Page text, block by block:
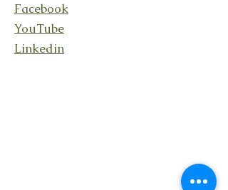
Facebook
YouTube
Linkedin